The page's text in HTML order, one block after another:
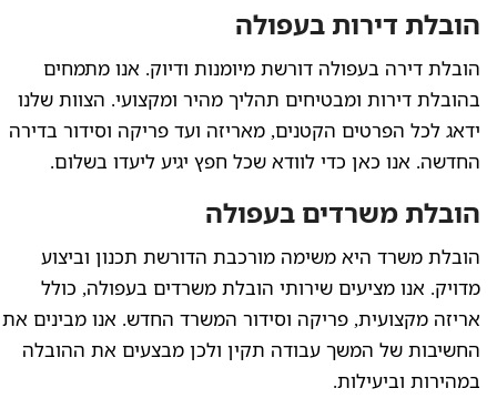
הובלת דירות בעפולה
הובלת דירה בעפולה דורשת מיומנות ודיוק. אנו מתמחים
בהובלת דירות ומבטיחים תהליך מהיר ומקצועי. הצוות שלנו
ידאג לכל הפרטים הקטנים, מאריזה ועד פריקה וסידור בדירה
החדשה. אנו כאן כדי לוודא שכל חפץ יגיע ליעדו בשלום.
הובלת משרדים בעפולה
הובלת משרד היא משימה מורכבת הדורשת תכנון וביצוע
מדויק. אנו מציעים שירותי הובלת משרדים בעפולה, כולל
אריזה מקצועית, פריקה וסידור המשרד החדש. אנו מבינים את
החשיבות של המשך עבודה תקין ולכן מבצעים את ההובלה
במהירות וביעילות.